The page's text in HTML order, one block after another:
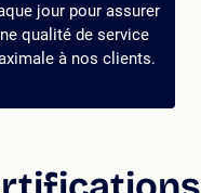
jour pour assurer
qualité de service
à nos clients.